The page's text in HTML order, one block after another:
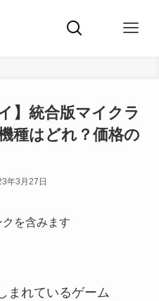
】統合版マイクラ
種はどれ？価格の
年3月27日
を含みます
まれているゲーム